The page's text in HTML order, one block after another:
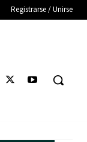
Registrarse / Unirse